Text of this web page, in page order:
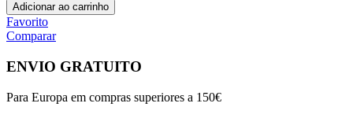
Adicionar ao carrinho
Favorito
Comparar
ENVIO GRATUITO
Para Europa em compras superiores a 150€